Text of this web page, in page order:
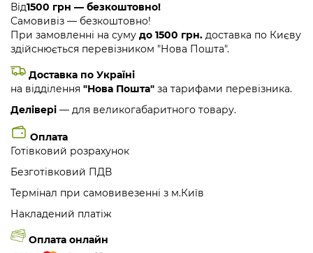
Від1500 грн — безкоштовно!
Самовивіз — безкоштовно!
При замовленні на суму до 1500 грн. доставка по Києву
здійснюється перевізником "Нова Пошта".
Доставка по Україні
на відділення "Нова Пошта" за тарифами перевізника.
Делівері — для великогабаритного товару.
Оплата
Готівковий розрахунок
Безготівковий ПДВ
Термінал при самовивезенні з м.Київ
Накладений платіж
Оплата онлайн